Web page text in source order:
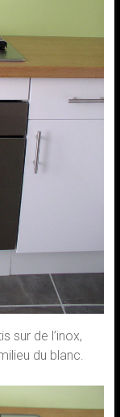
sur de l’inox,
du blanc.